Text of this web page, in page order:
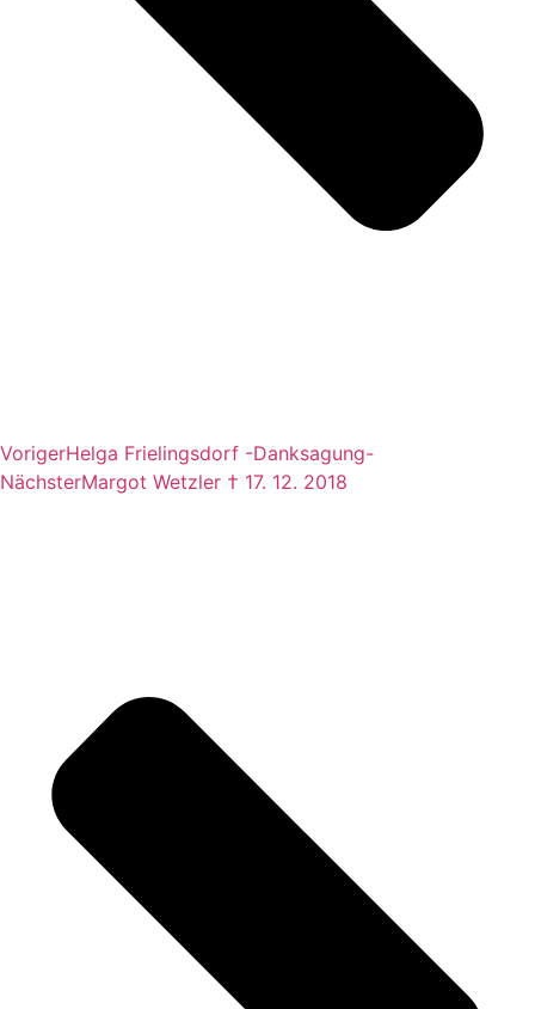
VorigerHelga Frielingsdorf -Danksagung-
NächsterMargot Wetzler † 17. 12. 2018